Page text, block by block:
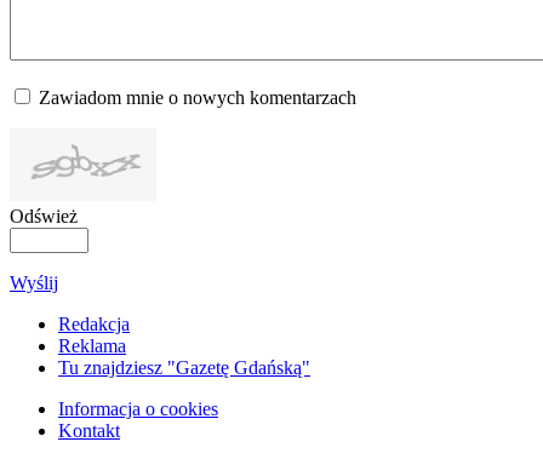
Zawiadom mnie o nowych komentarzach
Odśwież
Wyślij
Redakcja
Reklama
Tu znajdziesz "Gazetę Gdańską"
Informacja o cookies
Kontakt